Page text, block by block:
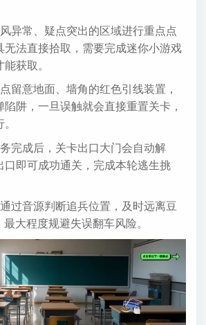
异常、疑点突出的区域进行重点点
无法直接拾取，需要完成迷你小游戏
获取。
留意地面、墙角的红色引线装置，
阱，一旦误触就会直接重置关卡，
完成后，关卡出口大门会自动解
口即可成功通关，完成本轮逃生挑
过音源判断追兵位置，及时远离豆
大程度规避失误翻车风险。